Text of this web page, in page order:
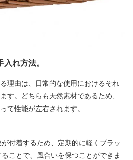
れ方法。
理由は、日常的な使用におけるそれ
す。どちらも天然素材であるため、
て性能が左右されます。
付着するため、定期的に軽くブラッ
ことで、風合いを保つことができま